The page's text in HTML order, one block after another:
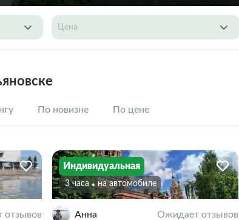
Цена
По новизне По цене
отзывов
Индивидуальная
3 часа На автомобиле
Анна Ожидает отзывов